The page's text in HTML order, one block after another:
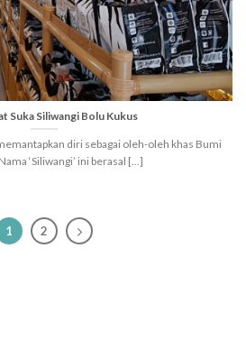
Suka Siliwangi Bolu Kukus
diri sebagai oleh-oleh khas Bumi
‘Siliwangi’ ini berasal [...]
1 2